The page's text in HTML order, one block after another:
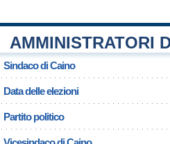
AMMINISTRATORI
Sindaco di Caino
Data delle elezioni
Partito politico